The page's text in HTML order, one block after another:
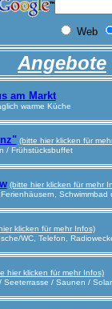
Angebote
am Markt
warme Küche
(bitte hier klicken für
/ Frühstücksbuffet
(bitte hier klicken für mehr
Schwimmbad
klicken für mehr Infos)
WC, Telefon,
hier klicken für mehr Infos)
Seeterrasse / Saunen /